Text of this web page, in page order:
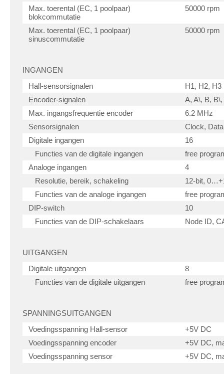
Max. toerental (EC, 1 poolpaar)
blokcommutatie
50000 rpm
Max. toerental (EC, 1 poolpaar)
sinuscommutatie
50000 rpm
INGANGEN
Hall-sensorsignalen
H1, H2, H3
Encoder-signalen
A, A\, B, B\,
Max. ingangsfrequentie encoder
6.2 MHz
Sensorsignalen
Clock, Data
Digitale ingangen
16
Functies van de digitale ingangen
free
Analoge ingangen
4
Resolutie, bereik, schakeling
12-bit,
Functies van de analoge ingangen
free
DIP-switch
10
Functies van de DIP-schakelaars
Node ID,
UITGANGEN
Digitale uitgangen
8
Functies van de digitale uitgangen
free
SPANNINGSUITGANGEN
Voedingsspanning Hall-sensor
+5V DC
Voedingsspanning encoder
+5V DC,
Voedingsspanning sensor
+5V DC,